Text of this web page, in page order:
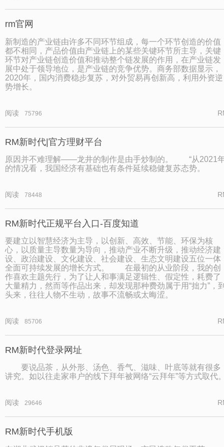
rm官网
新制造的产业链由许多不同环节组成，每一个环节创造的价值
都不相同，产品价值由产业链上的某些关键环节所主导，关键
环节对产业链创造价值和推动整个链发展的作用，在产业链发
展中处于领导地位，是产业链的竞争优势。商务部数据显示，
2020年，国内消费稳步复苏，对外贸易再创新高，利用外资逆
势增长。
阅读 75796
RM新时代|官方理财平台
原因并不难理解——龙井的制作是由手炒制的。 “从2021
的情况看，我国经济有基础也有条件延续稳健复苏态势。
阅读 78448
RM新时代正规平台入口-百度知道
要建立以智慧经济为主导，以创新、高效、节能、环保为核
心，以质量主导数量为导向，推动产业不断升级，推动经济建
设、政治建设、文化建设、社会建设、生态文明建设五位一体
全面可持续发展的增长方式。 在最初的从业阶段，我的创
作喜欢主题先行，为了让人和事满足逻辑性、假定性，耗费了
大量精力，然而等作品出来，却发现那种费劲属于用“拙力”，
头来，往往人物不生动，故事不流畅或太晦涩。
阅读 85706
RM新时代登录网址
要说品茶，从外形、汤色、香气、滋味、叶底等就有很多
讲究。如以往走家串户的线下拜年被网络“云拜年”等方式取代
阅读 29646
RM新时代手机版